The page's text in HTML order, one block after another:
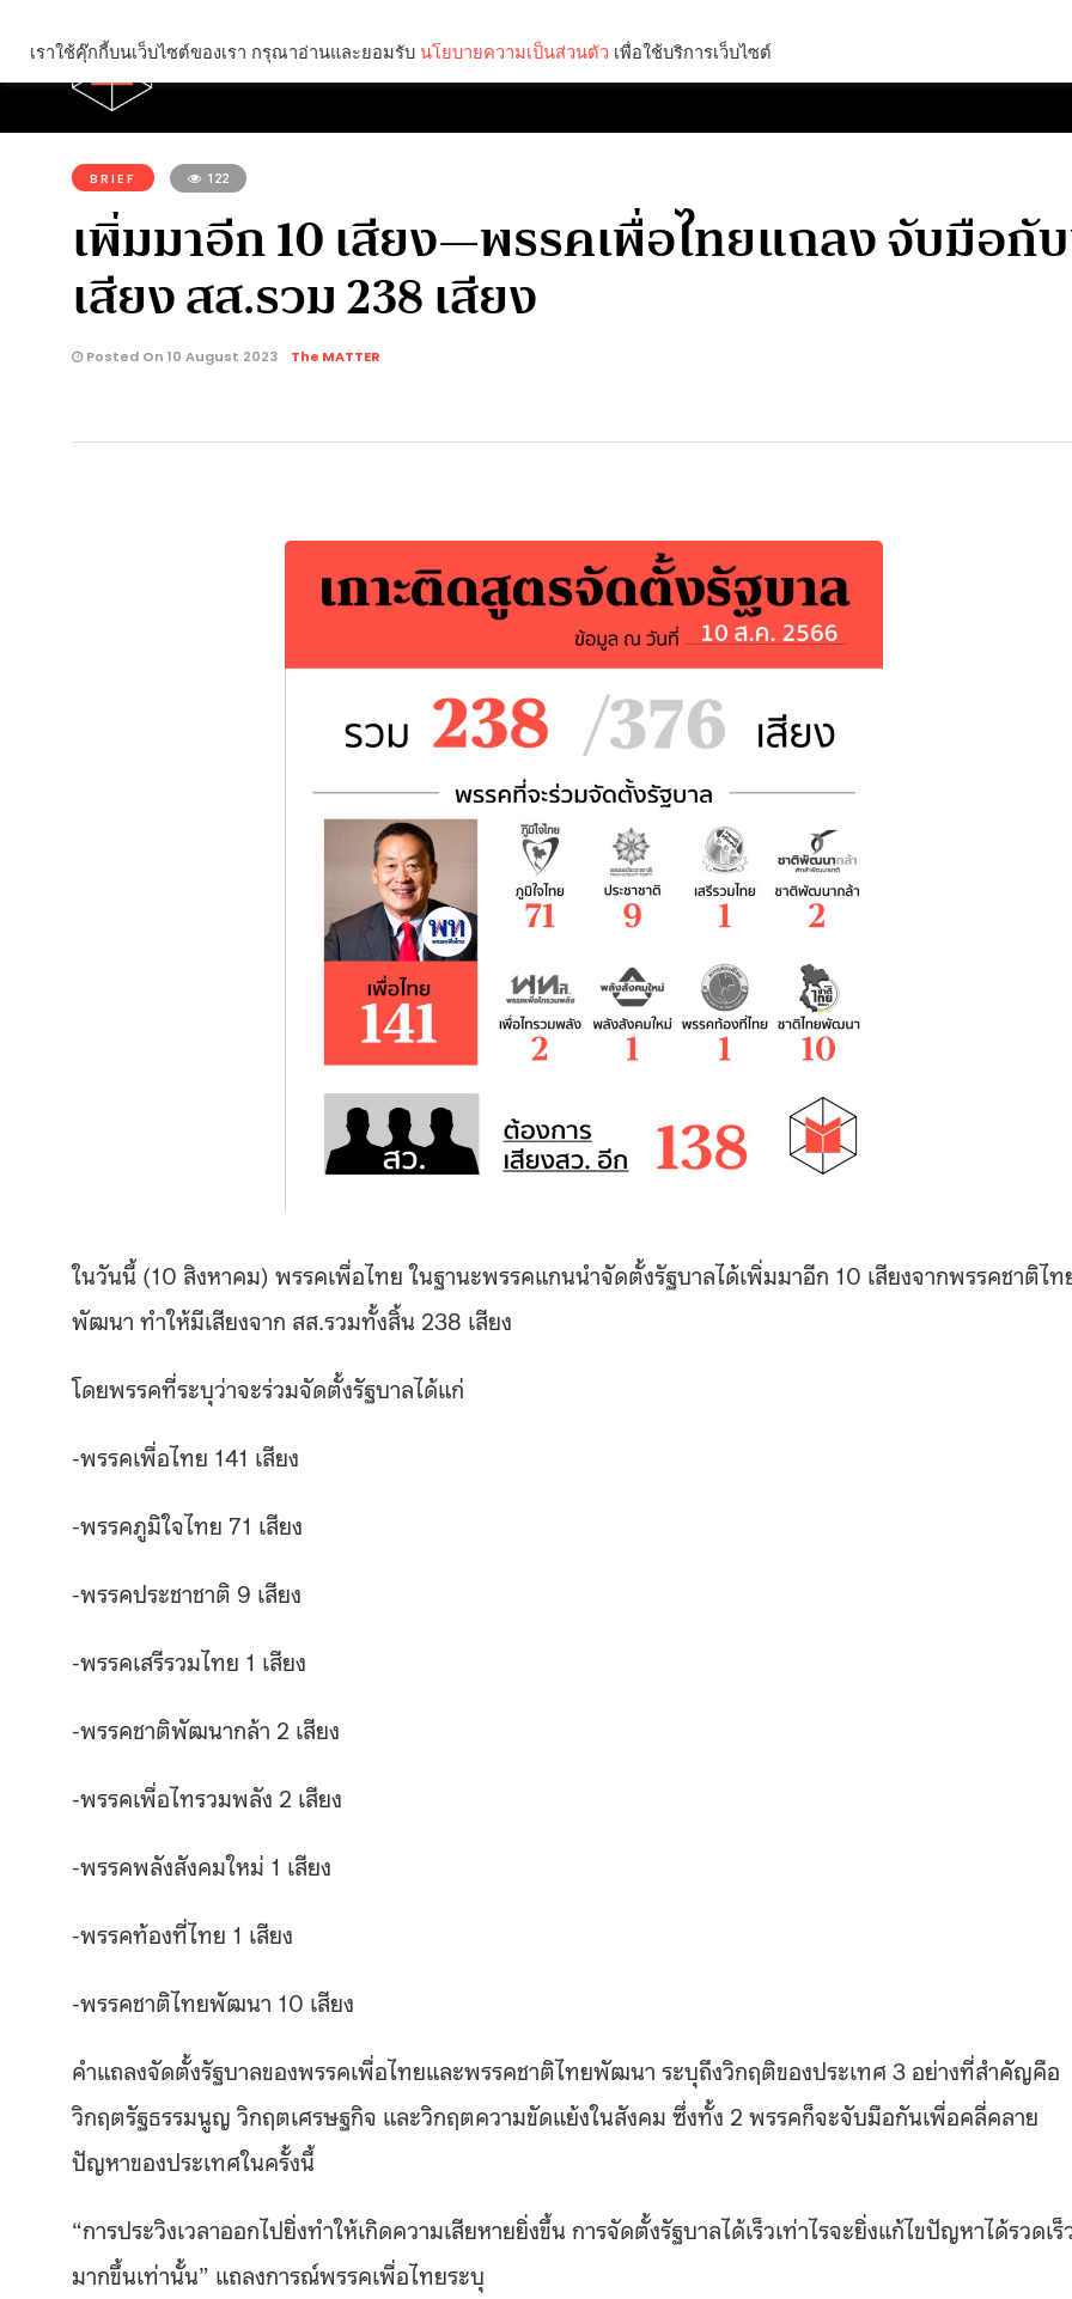
คุณกำลังอ่าน:
BRIEF 122
เพิ่มมาอีก 10 เสียง—พรรคเพื่อไทยแถลง จับมือ
เสียง สส.รวม 238 เสียง
Posted On 10 August 2023 The MATTER
ในวันนี้ (10 สิงหาคม) พรรคเพื่อไทย ในฐานะพรรคแกนนำจัดตั้งรัฐบาลได้เพิ่มมาอีก 10 เสียงจากพรรคชาติไท
พัฒนา ทำให้มีเสียงจาก สส.รวมทั้งสิ้น 238 เสียง
โดยพรรคที่ระบุว่าจะร่วมจัดตั้งรัฐบาลได้แก่
-พรรคเพื่อไทย 141 เสียง
-พรรคภูมิใจไทย 71 เสียง
-พรรคประชาชาติ 9 เสียง
-พรรคเสรีรวมไทย 1 เสียง
-พรรคชาติพัฒนากล้า 2 เสียง
-พรรคเพื่อไทรวมพลัง 2 เสียง
-พรรคพลังสังคมใหม่ 1 เสียง
-พรรคท้องที่ไทย 1 เสียง
-พรรคชาติไทยพัฒนา 10 เสียง
คำแถลงจัดตั้งรัฐบาลของพรรคเพื่อไทยและพรรคชาติไทยพัฒนา ระบุถึงวิกฤติของประเทศ 3 อย่างที่สำคัญคือ
วิกฤตรัฐธรรมนูญ วิกฤตเศรษฐกิจ และวิกฤตความขัดแย้งในสังคม ซึ่งทั้ง 2 พรรคก็จะจับมือกันเพื่อคลี่คลาย
ปัญหาของประเทศในครั้งนี้
“การประวิงเวลาออกไปยิ่งทำให้เกิดความเสียหายยิ่งขึ้น การจัดตั้งรัฐบาลได้เร็วเท่าไรจะยิ่งแก้ไขปัญหาได้รวดเร็
มากขึ้นเท่านั้น” แถลงการณ์พรรคเพื่อไทยระบุ
เราใช้คุ๊กกี้บนเว็บไซต์ของเรา กรุณาอ่านและยอมรับ นโยบายความเป็นส่วนตัว เพื่อใช้บริการเว็บไซต์